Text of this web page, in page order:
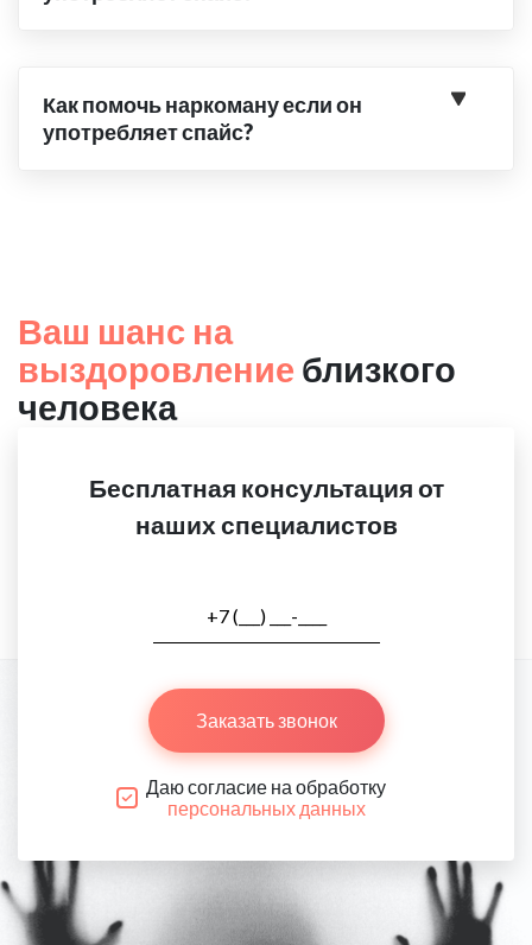
Как помочь наркоману если он
употребляет спайс?
Ваш шанс на
выздоровление близкого
человека
Бесплатная консультация от
наших специалистов
Заказать звонок
Даю согласие на обработку
персональных данных